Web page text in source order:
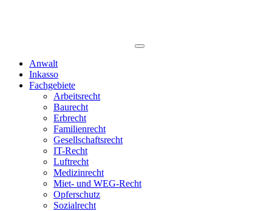
Anwalt
Inkasso
Fachgebiete
Arbeitsrecht
Baurecht
Erbrecht
Familienrecht
Gesellschaftsrecht
IT-Recht
Luftrecht
Medizinrecht
Miet- und WEG-Recht
Opferschutz
Sozialrecht